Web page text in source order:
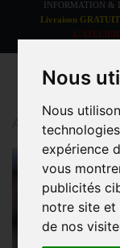
Nous
Nous
expérience
vous
publicités
notre site et
de nos
INFORMATION &
Livraison
L'ATELIER
Accueil > Blog